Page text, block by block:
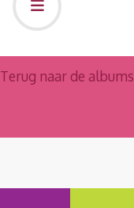
Terug naar de albums